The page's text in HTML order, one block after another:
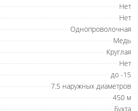
Нет
Нет
Однопроволочная
Медь
Круглая
Нет
до -15
7.5 наружных диаметров
450 м
Бухта